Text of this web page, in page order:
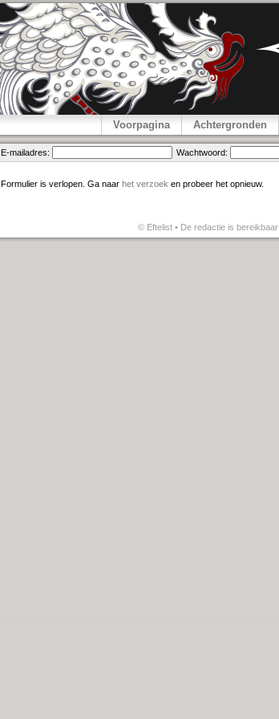
Voorpagina Achtergronden
E-mailadres: Wachtwoord:
Formulier is verlopen. Ga naar het verzoek en probeer het opnieuw.
© Eftelist • De redactie is